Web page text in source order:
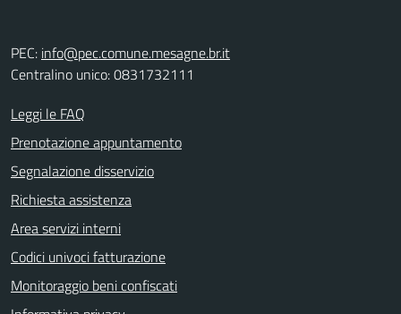
PEC: info@pec.comune.mesagne.br.it
Centralino unico: 0831732111
Leggi le FAQ
Prenotazione appuntamento
Segnalazione disservizio
Richiesta assistenza
Area servizi interni
Codici univoci fatturazione
Monitoraggio beni confiscati